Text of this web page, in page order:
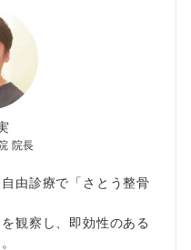
院長
由診療で「さとう整骨
観察し、即効性のある